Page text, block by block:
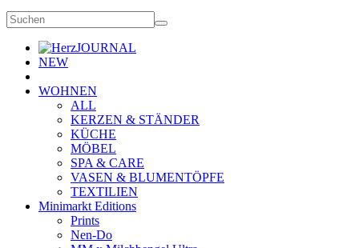
JOURNAL
NEW
WOHNEN
ALL
KERZEN & STÄNDER
KÜCHE
MÖBEL
SPA & CARE
VASEN & BLUMENTÖPFE
TEXTILIEN
Minimarkt Editions
Prints
Nen-Do